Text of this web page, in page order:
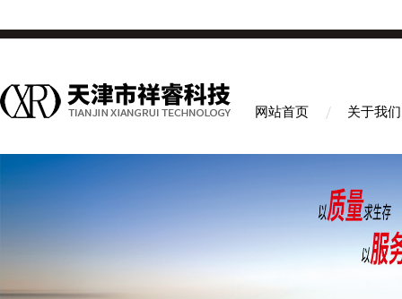
网站首页 关于我们